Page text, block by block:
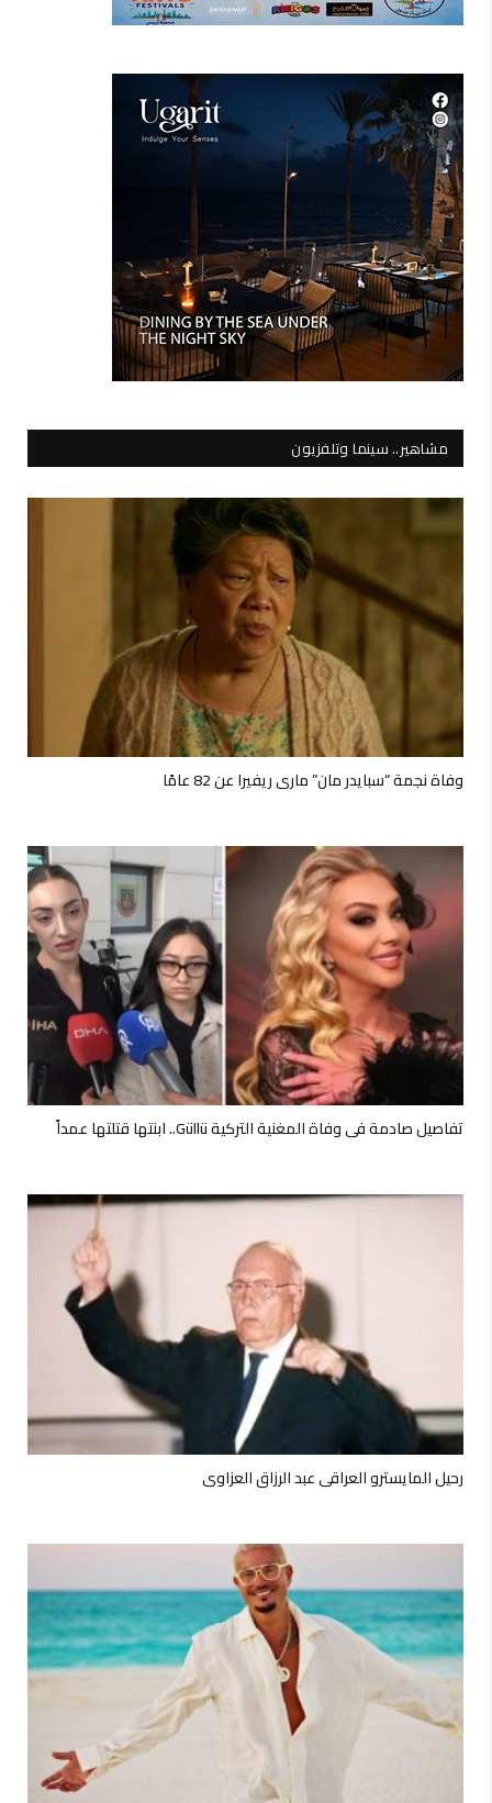
مشاهير.. سينما وتلفزيون
وفاة نجمة “سبايدر مان” ماري ريفيرا عن 82 عامًا
تفاصيل صادمة في وفاة المغنية التركية Güllü.. ابنتها قتلتها عمداً
رحيل المايسترو العراقي عبد الرزاق العزاوي